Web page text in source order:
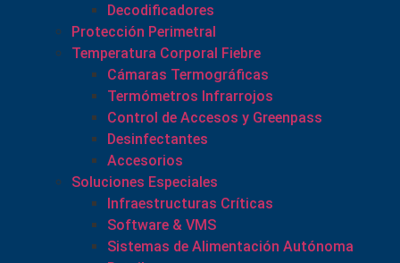
Decodificadores
Protección Perimetral
Temperatura Corporal Fiebre
Cámaras Termográficas
Termómetros Infrarrojos
Control de Accesos y Greenpass
Desinfectantes
Accesorios
Soluciones Especiales
Infraestructuras Críticas
Software & VMS
Sistemas de Alimentación Autónoma